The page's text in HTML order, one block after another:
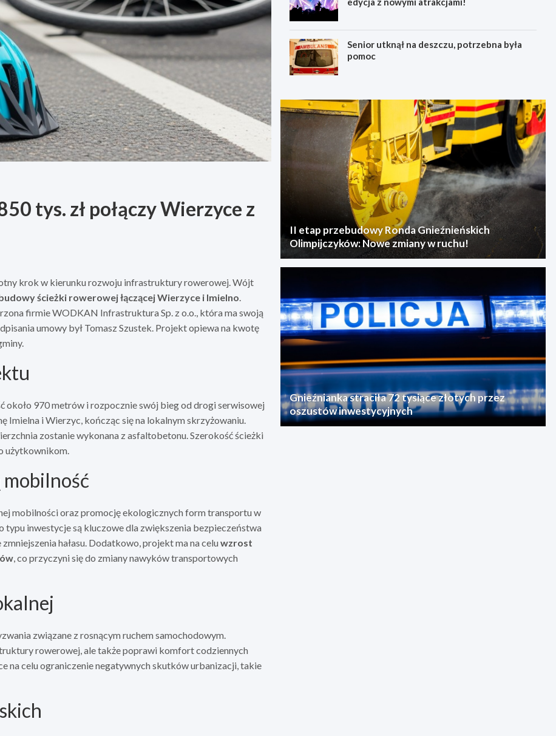
tys. zł połączy Wierzyce z
krok w kierunku rozwoju infrastruktury rowerowej. Wójt
ścieżki rowerowej łączącej Wierzyce i Imielno.
firmie WODKAN Infrastruktura Sp. z o.o., która ma swoją
umowy był Tomasz Szustek. Projekt opiewa na kwotę
około 970 metrów i rozpocznie swój bieg od drogi serwisowej
Imielna i Wierzyc, kończąc się na lokalnym skrzyżowaniu.
zostanie wykonana z asfaltobetonu. Szerokość ścieżki
użytkownikom.
mobilności oraz promocję ekologicznych form transportu w
inwestycje są kluczowe dla zwiększenia bezpieczeństwa
hałasu. Dodatkowo, projekt ma na celuwzrost
, co przyczyni się do zmiany nawyków transportowych
związane z rosnącym ruchem samochodowym.
rowerowej, ale także poprawi komfort codziennych
na celu ograniczenie negatywnych skutków urbanizacji, takie
Senior utknął na deszczu, potrzebna była
pomoc
II etap przebudowy Ronda Gnieźnieńskich
Olimpijczyków: Nowe zmiany w ruchu!
Gnieźnianka straciła 72 tysiące złotych przez
oszustów inwestycyjnych